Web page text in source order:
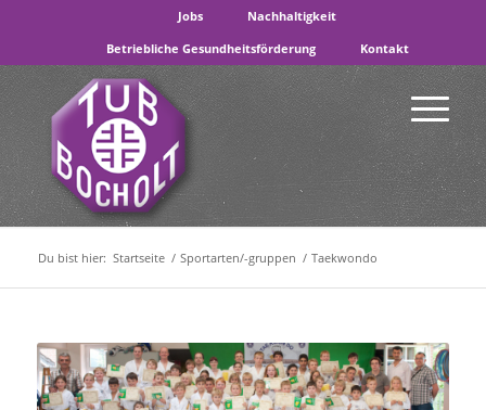
Jobs
Nachhaltigkeit
Betriebliche Gesundheitsförderung
Kontakt
Du bist hier: Startseite / Sportarten/-gruppen / Taekwondo